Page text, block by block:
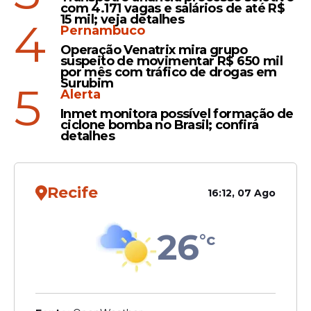
com 4.171 vagas e salários de até R$
15 mil; veja detalhes
4
Pernambuco
Operação Venatrix mira grupo
suspeito de movimentar R$ 650 mil
por mês com tráfico de drogas em
Surubim
5
Alerta
Inmet monitora possível formação de
ciclone bomba no Brasil; confira
detalhes
Recife 16:12, 07 Ago
26°c